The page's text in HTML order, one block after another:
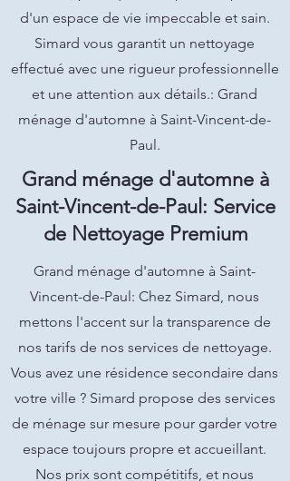
d'un espace de vie impeccable et sain.
Simard vous garantit un nettoyage
effectué avec une rigueur professionnelle
et une attention aux détails.: Grand
ménage d'automne à Saint-Vincent-de-
Paul.
Grand ménage d'automne à
Saint-Vincent-de-Paul: Service
de Nettoyage Premium
Grand ménage d'automne à Saint-
Vincent-de-Paul: Chez Simard, nous
mettons l'accent sur la transparence de
nos tarifs de nos services de nettoyage.
Vous avez une résidence secondaire dans
votre ville ? Simard propose des services
de ménage sur mesure pour garder votre
espace toujours propre et accueillant.
Nos prix sont compétitifs, et nous